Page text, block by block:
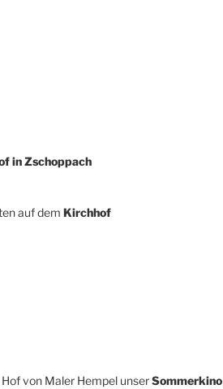
in Zschoppach
auf dem Kirchhof
von Maler Hempel unserSommerkino